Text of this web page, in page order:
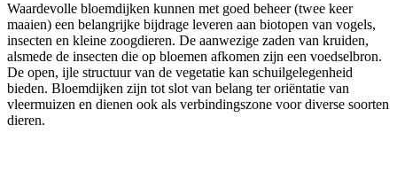
Waardevolle bloemdijken kunnen met goed beheer (twee keer
maaien) een belangrijke bijdrage leveren aan biotopen van vogels,
insecten en kleine zoogdieren. De aanwezige zaden van kruiden,
alsmede de insecten die op bloemen afkomen zijn een voedselbron.
De open, ijle structuur van de vegetatie kan schuilgelegenheid
bieden. Bloemdijken zijn tot slot van belang ter oriëntatie van
vleermuizen en dienen ook als verbindingszone voor diverse soorten
dieren.